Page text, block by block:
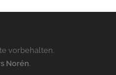
vorbehalten.
Norén.